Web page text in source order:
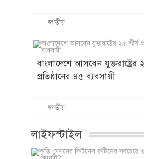
জাতীয়
বাংলাদেশে আসবেন যুক্তরাষ্ট্রের
প্রতিষ্ঠানের ৪৫ ব্যবসায়ী
জাতীয়
লাইফস্টাইল